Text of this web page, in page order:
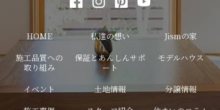
HOME 私達の想い
Jismの家
施工品質への
取り組み
保証とあんしんサポ
ート
モデルハウス
イベント 土地情報
分譲情報